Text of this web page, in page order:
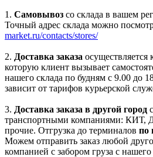
1. Самовывоз со склада в вашем
Точный адрес склада можно
market.ru/contacts/stores/
2. Доставка заказа осуществляется
которую клиент вызывает
нашего склада по будням с 9.00 до
зависит от тарифов курьерской
3. Доставка заказа в другой город
транспортными компаниями: КИТ,
прочие. Отгрузка до терминалов по
Можем отправить заказ любой
компанией с забором груза с нашего